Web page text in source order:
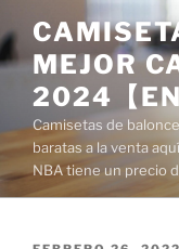
al
contenido
MEJOR
2024【
Camisetas de
baratas a la venta
NBA tiene un precio